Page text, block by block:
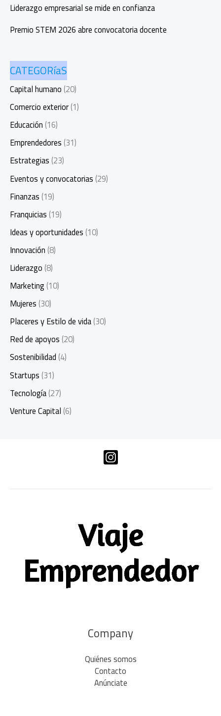
Liderazgo empresarial se mide en confianza
Premio STEM 2026 abre convocatoria docente
CATEGORíaS
Capital humano(20)
Comercio exterior(1)
Educación(16)
Emprendedores(31)
Estrategias(23)
Eventos y convocatorias(29)
Finanzas(19)
Franquicias(19)
Ideas y oportunidades(10)
Innovación(8)
Liderazgo(8)
Marketing(10)
Mujeres(30)
Placeres y Estilo de vida(30)
Red de apoyos(20)
Sostenibilidad(4)
Startups(31)
Tecnología(27)
Venture Capital(6)
Company
Quiénes somos
Contacto
Anúnciate